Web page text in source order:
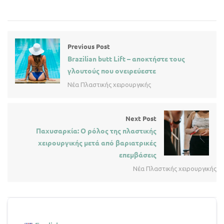
Previous Post
Brazilian butt Lift – αποκτήστε τους
γλουτούς που ονειρεύεστε
Νέα Πλαστικής χειρουργικής
Next Post
Παχυσαρκία: Ο ρόλος της πλαστικής
χειρουργικής μετά από βαριατρικές
επεμβάσεις
Νέα Πλαστικής χειρουργικής